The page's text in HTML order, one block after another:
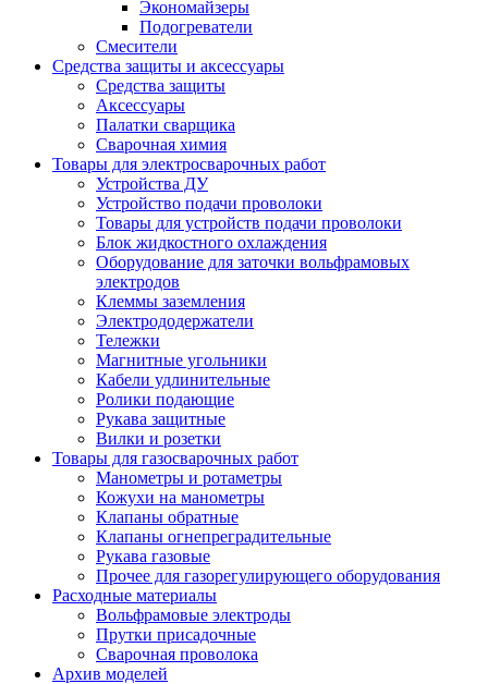
Экономайзеры
Подогреватели
Смесители
Средства защиты и аксессуары
Средства защиты
Аксессуары
Палатки сварщика
Сварочная химия
Товары для электросварочных работ
Устройства ДУ
Устройство подачи проволоки
Товары для устройств подачи проволоки
Блок жидкостного охлаждения
Оборудование для заточки вольфрамовых
электродов
Клеммы заземления
Электрододержатели
Тележки
Магнитные угольники
Кабели удлинительные
Ролики подающие
Рукава защитные
Вилки и розетки
Товары для газосварочных работ
Манометры и ротаметры
Кожухи на манометры
Клапаны обратные
Клапаны огнепреградительные
Рукава газовые
Прочее для газорегулирующего оборудования
Расходные материалы
Вольфрамовые электроды
Прутки присадочные
Сварочная проволока
Архив моделей